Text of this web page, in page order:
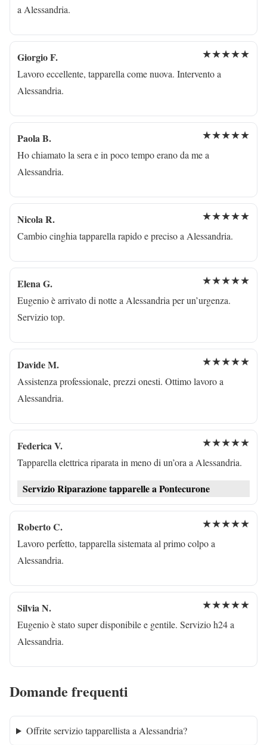
a Alessandria.
Giorgio F. ★★★★★
Lavoro eccellente, tapparella come nuova. Intervento a
Alessandria.
Paola B. ★★★★★
Ho chiamato la sera e in poco tempo erano da me a
Alessandria.
Nicola R. ★★★★★
Cambio cinghia tapparella rapido e preciso a Alessandria.
Elena G. ★★★★★
Eugenio è arrivato di notte a Alessandria per un’urgenza.
Servizio top.
Davide M. ★★★★★
Assistenza professionale, prezzi onesti. Ottimo lavoro a
Alessandria.
Federica V. ★★★★★
Tapparella elettrica riparata in meno di un’ora a Alessandria.
Servizio Riparazione tapparelle a Pontecurone
Roberto C. ★★★★★
Lavoro perfetto, tapparella sistemata al primo colpo a
Alessandria.
Silvia N. ★★★★★
Eugenio è stato super disponibile e gentile. Servizio h24 a
Alessandria.
Domande frequenti
Offrite servizio tapparellista a Alessandria?